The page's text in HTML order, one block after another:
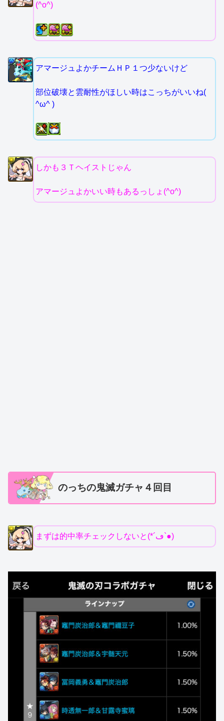
(^o^)
アマージュよかチームＨＰ１つ少ないけど
部位破壊と雲耐性がほしい時はこっちがいいね(
^ω^ )
しかも３Ｔヘイストじゃん
アマージュよかいい時もあるっしょ(^o^)
のっちの鬼滅ガチャ４回目
まずは的中率チェックしないと(*´ڡ`●)